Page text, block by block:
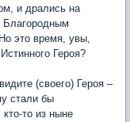
и дрались на
это время, увы,
Героя?
(своего) Героя –
стали бы
то из ныне